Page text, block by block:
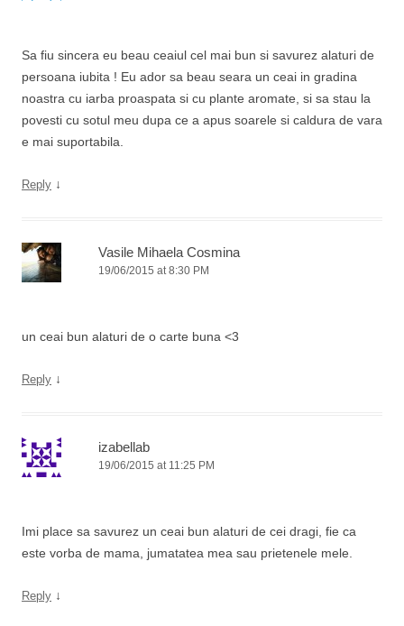
Sa fiu sincera eu beau ceaiul cel mai bun si savurez alaturi de
persoana iubita ! Eu ador sa beau seara un ceai in gradina
noastra cu iarba proaspata si cu plante aromate, si sa stau la
povesti cu sotul meu dupa ce a apus soarele si caldura de vara
e mai suportabila.
Reply ↓
Vasile Mihaela Cosmina
19/06/2015 at 8:30 PM
un ceai bun alaturi de o carte buna <3
Reply ↓
izabellab
19/06/2015 at 11:25 PM
Imi place sa savurez un ceai bun alaturi de cei dragi, fie ca
este vorba de mama, jumatatea mea sau prietenele mele.
Reply ↓